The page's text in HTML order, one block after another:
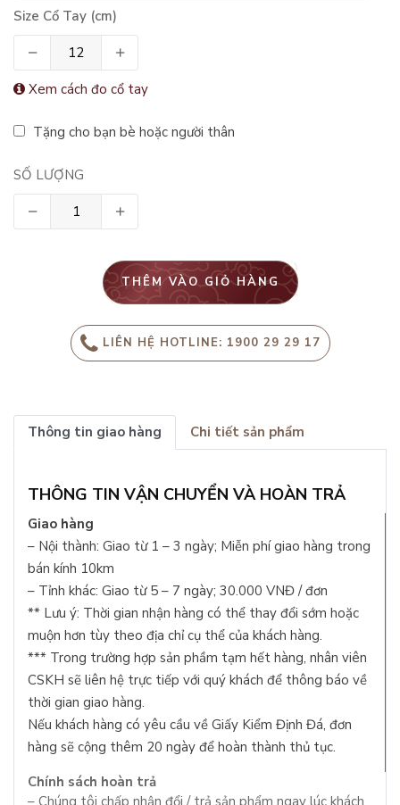
Size Cổ Tay (cm)
Xem cách đo cổ tay
Tặng cho bạn bè hoặc người thân
SỐ LƯỢNG
THÊM VÀO GIỎ HÀNG
LIÊN HỆ HOTLINE: 1900 29 29 17
Thông tin giao hàng Chi tiết sản phẩm
THÔNG TIN VẬN CHUYỂN VÀ HOÀN TRẢ
Giao hàng
– Nội thành: Giao từ 1 – 3 ngày; Miễn phí giao hàng trong
bán kính 10km
– Tỉnh khác: Giao từ 5 – 7 ngày; 30.000 VNĐ / đơn
** Lưu ý: Thời gian nhận hàng có thể thay đổi sớm hoặc
muộn hơn tùy theo địa chỉ cụ thể của khách hàng.
*** Trong trường hợp sản phầm tạm hết hàng, nhân viên
CSKH sẽ liên hệ trực tiếp với quý khách để thông báo về
thời gian giao hàng.
Nếu khách hàng có yêu cầu về Giấy Kiểm Định Đá, đơn
hàng sẽ cộng thêm 20 ngày để hoàn thành thủ tục.
Chính sách hoàn trả
– Chúng tôi chấp nhận đổi / trả sản phẩm ngay lúc khách